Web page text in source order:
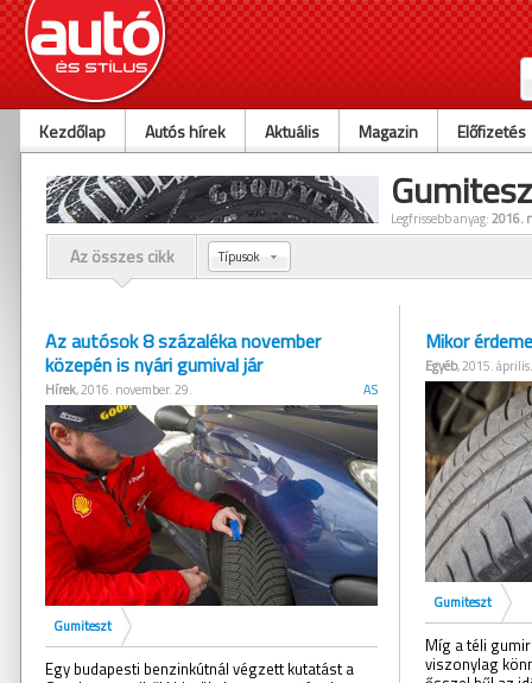
Kezdőlap Autós hírek Aktuális Magazin Előfizetés
Legfrissebb anyag:2016.
Az összes cikk Típusok
Az autósok 8 százaléka november
közepén is nyári gumival jár
Hírek, 2016. november. 29. AS
Gumiteszt
Egy budapesti benzinkútnál végzett kutatást a
Mikor
Egyéb, 2015.
Gumiteszt
Míg a téli
viszonylag